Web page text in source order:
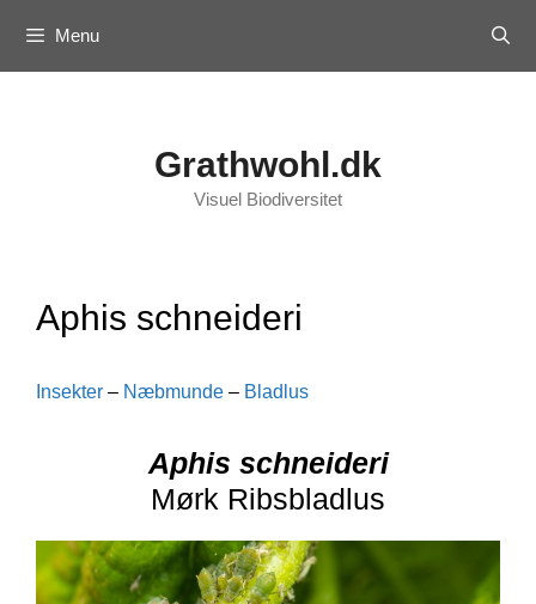
content
Menu
Grathwohl.dk
Visuel Biodiversitet
Aphis schneideri
Insekter – Næbmunde – Bladlus
Aphis schneideri
Mørk Ribsbladlus